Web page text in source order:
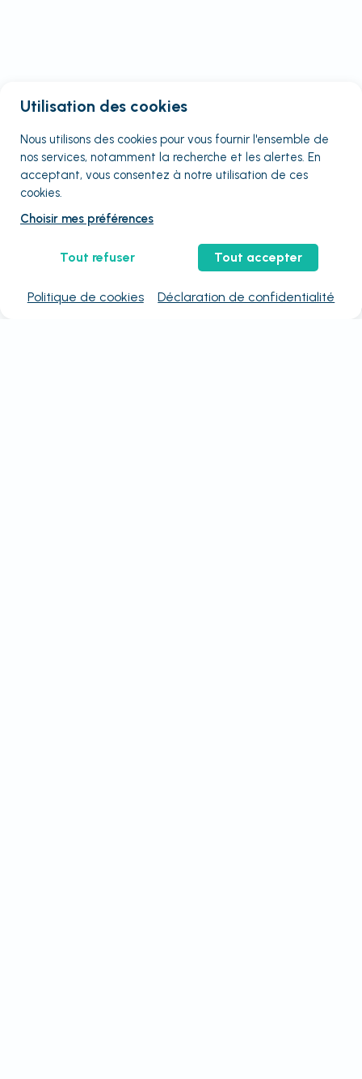
Utilisation des cookies
Nous utilisons des cookies pour vous fournir l'ensemble de
nos services, notamment la recherche et les alertes. En
acceptant, vous consentez à notre utilisation de ces
cookies.
Choisir mes préférences
Tout refuser Tout accepter
Politique de cookies Déclaration de confidentialité